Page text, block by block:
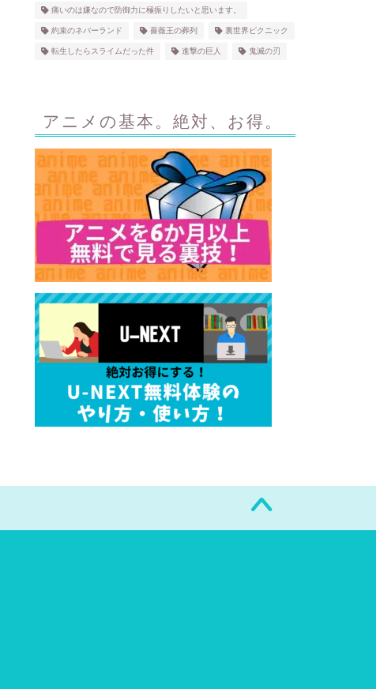
痛いのは嫌なので防御力に極振りしたいと思います。
約束のネバーランド 薔薇王の葬列 裏世界ピクニック
転生したらスライムだった件 進撃の巨人 鬼滅の刃
アニメの基本。絶対、お得。